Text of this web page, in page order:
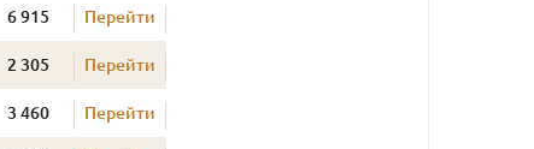
6 915 Перейти
2 305 Перейти
3 460 Перейти